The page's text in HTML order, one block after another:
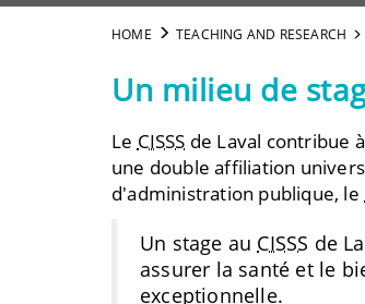
HOME TEACHING AND RESEARCH
Un milieu de
Le CISSS de Laval contribue
une double affiliation
d'administration publique, le
Un stage au CISSS de
assurer la santé et le
exceptionnelle.